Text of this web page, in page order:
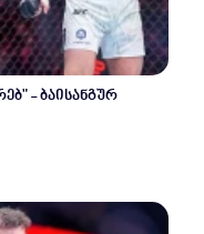
- ბაისანგურ